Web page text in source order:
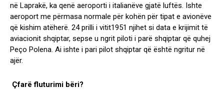
në Laprakë, ka qenë aeroporti i italianëve gjatë luftës. Ishte
aeroport me përmasa normale për kohën për tipat e avionëve
që kishim atëherë. 24 prilli i vitit1951 njihet si data e krijimit të
aviacionit shqiptar, sepse u ngrit piloti i parë shqiptar që quhej
Peço Polena. Ai ishte i pari pilot shqiptar që është ngritur në
ajër.
Çfarë fluturimi bëri?